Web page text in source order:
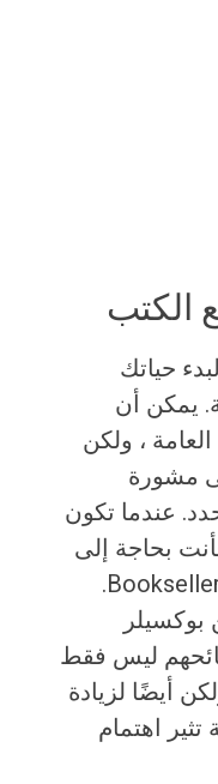
الكتب
حياتك
يمكن أن
، ولكن
مشورة
عندما تكون
بحاجة إلى
بوكسيلر
ليس فقط
أيضًا لزيادة
اهتمام